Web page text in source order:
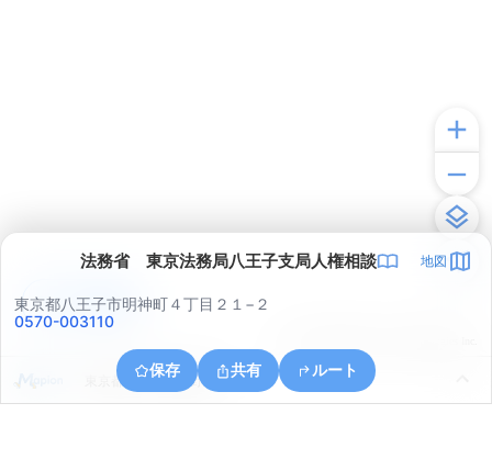
法務省 東京法務局八王子支局人権相談 地図
東京都八王子市明神町４丁目２１−２
0570-003110
保存 共有 ルート
東京都八王子市北野町
アプリで見る